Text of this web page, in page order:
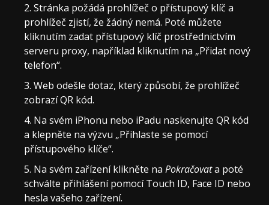
Stránka požádá prohlížeč o přístupový klíč a
prohlížeč zjistí, že žádný nemá. Poté můžete
kliknutím zadat přístupový klíč prostřednictvím
serveru proxy, například kliknutím na „Přidat nový
telefon“.
Web odešle dotaz, který způsobí, že prohlížeč
zobrazí QR kód.
Na svém iPhonu nebo iPadu naskenujte QR kód
a klepněte na výzvu „Přihlaste se pomocí
přístupového klíče“.
Na svém zařízení klikněte na Pokračovata poté
schválte přihlášení pomocí Touch ID, Face ID nebo
hesla vašeho zařízení.